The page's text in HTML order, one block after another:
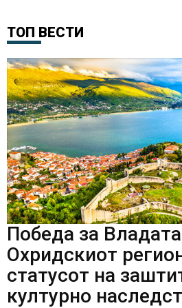
ТОП ВЕСТИ
Победа за
Охридскиот
статусот на
културно